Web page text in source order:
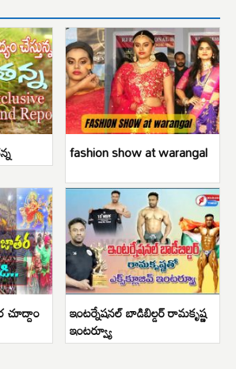
fashion show at warangal
ఇంటర్నేషనల్ బాడిబిల్డర్ రామకృష్ణ
ఇంటర్వ్యూ